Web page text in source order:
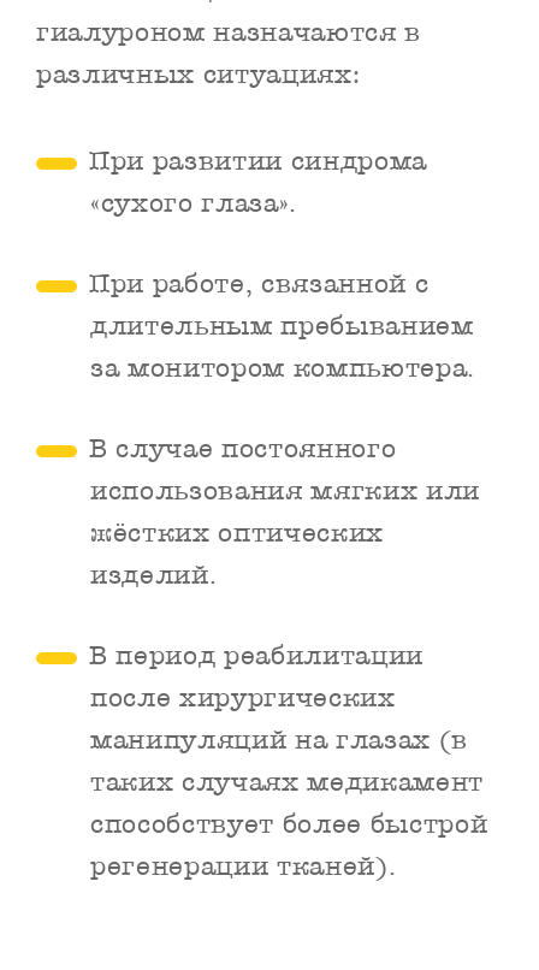
гиалуроном назначаются в
различных ситуациях:
При развитии синдрома
«сухого глаза».
При работе, связанной с
длительным пребыванием
за монитором компьютера.
В случае постоянного
использования мягких или
жёстких оптических
изделий.
В период реабилитации
после хирургических
манипуляций на глазах (в
таких случаях медикамент
способствует более быстрой
регенерации тканей).